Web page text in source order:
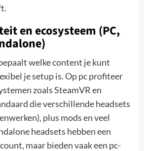
en ecosysteem (PC,
welke content je kunt
je setup is. Op pc profiteer
zoals SteamVR en
die verschillende headsets
plus mods en veel
headsets hebben een
maar bieden vaak een pc-